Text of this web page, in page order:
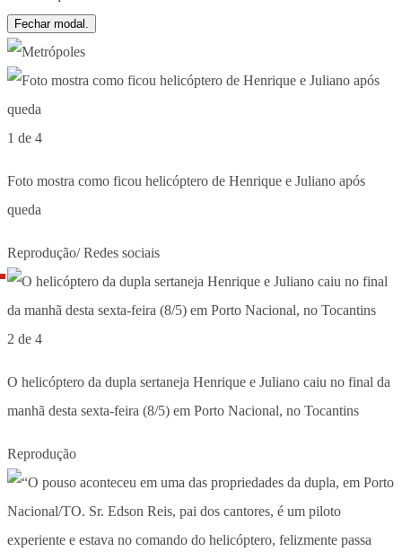
Fechar modal.
1 de 4
Foto mostra como ficou helicóptero de Henrique e Juliano após
queda
Reprodução/ Redes sociais
2 de 4
O helicóptero da dupla sertaneja Henrique e Juliano caiu no final da
manhã desta sexta-feira (8/5) em Porto Nacional, no Tocantins
Reprodução